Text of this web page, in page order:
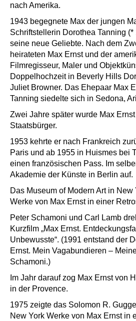
nach Amerika.
1943 begegnete Max der jungen
Schriftstellerin Dorothea Tanning
seine neue Geliebte. Nach dem
heirateten Max Ernst und der
Filmregisseur, Maler und
Doppelhochzeit in Beverly Hills
Juliet Browner. Das Ehepaar Max
Tanning siedelte sich in Sedona,
Zwei Jahre später wurde Max
Staatsbürger.
1953 kehrte er nach Frankreich
Paris und ab 1955 in Huismes bei
einen französischen Pass. Im
Akademie der Künste in Berlin auf.
Das Museum of Modern Art in
Werke von Max Ernst in einer
Peter Schamoni und Carl Lamb
Kurzfilm „Max Ernst.
Unbewusste“. (1991 entstand der
Ernst. Mein Vagabundieren –
Schamoni.)
Im Jahr darauf zog Max Ernst von
in der Provence.
1975 zeigte das Solomon R.
New York Werke von Max Ernst in